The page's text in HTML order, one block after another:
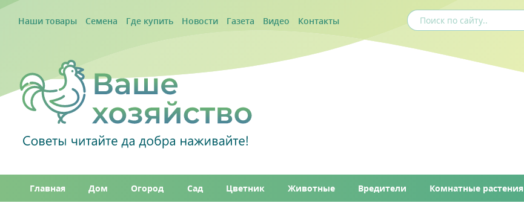
Наши товары Семена Где купить Новости Газета Видео Контакты
Главная Дом Огород Сад Цветник Животные Вредители Комнатные растения